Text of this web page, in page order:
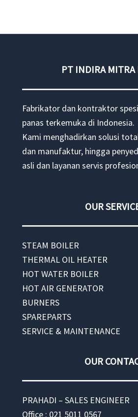
PT INDIRA MITRA
Fabrikator dan kontraktor
panas terkemuka di Indonesia.
Kami menghadirkan solusi
dan manufaktur, hingga
asli dan layanan servis
OUR
STEAM BOILER
THERMAL OIL HEATER
HOT WATER BOILER
HOT AIR GENERATOR
BURNERS
SPAREPARTS
SERVICE & MAINTENANCE
OUR
PRAHADI – SALES ENGINEER
Office : 021 5011 0567